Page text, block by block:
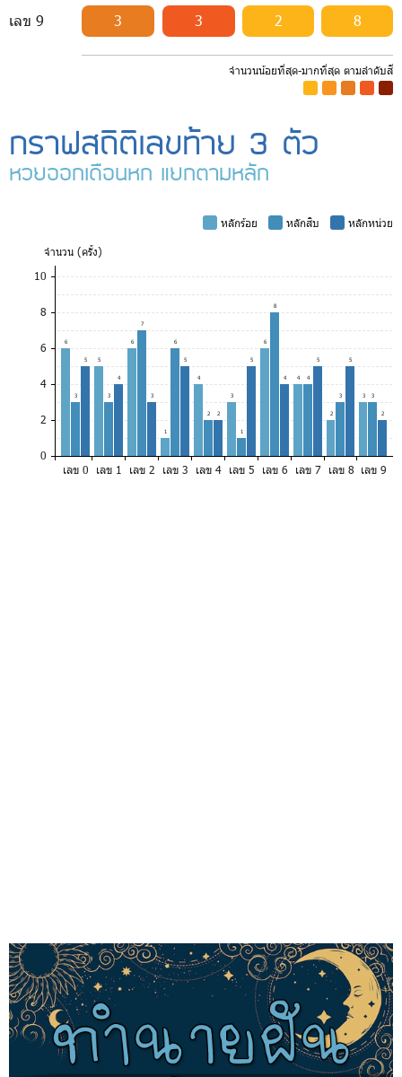
เลข 9 3 3 2 8
จำนวนน้อยที่สุด-มากที่สุด ตามลำดับสี
กราฟสถิติเลขท้าย 3 ตัว
หวยออกเดือนหก แยกตามหลัก
หลักร้อย หลักสิบ
หลักหน่วย
จำนวน (ครั้ง)
10
8
6
4
2
0
6
3
5 5
3
4
6
7
3
1
6
5
4
2 2
3
1
5
6
8
4 4 4
5
2
3
5
3 3
2
เลข 0 เลข 1 เลข 2 เลข 3 เลข 4 เลข 5 เลข 6 เลข 7 เลข 8 เลข 9